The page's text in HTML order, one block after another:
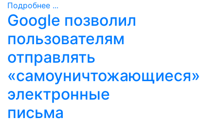
Подробнее ...
Google позволил
пользователям
отправлять
«самоуничтожающиеся»
электронные
письма